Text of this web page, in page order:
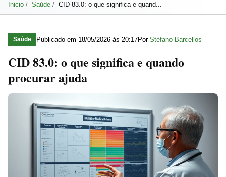
Inicio Saúde CID 83.0: o que significa e quand...
Saúde Publicado em 18/05/2026 às 20:17Por Stéfano Barcellos
CID 83.0: o que significa e quando
procurar ajuda